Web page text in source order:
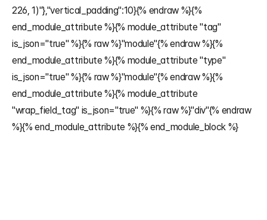
226, 1)"},"vertical_padding":10}{% endraw %}{%
end_module_attribute %}{% module_attribute "tag"
is_json="true" %}{% raw %}"module"{% endraw %}{%
end_module_attribute %}{% module_attribute "type"
is_json="true" %}{% raw %}"module"{% endraw %}{%
end_module_attribute %}{% module_attribute
"wrap_field_tag" is_json="true" %}{% raw %}"div"{% endraw
%}{% end_module_attribute %}{% end_module_block %}